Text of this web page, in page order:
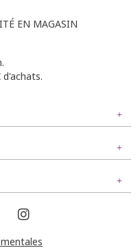
EN MAGASIN
rectangulaire.
facile. Motif
bords surjetée.